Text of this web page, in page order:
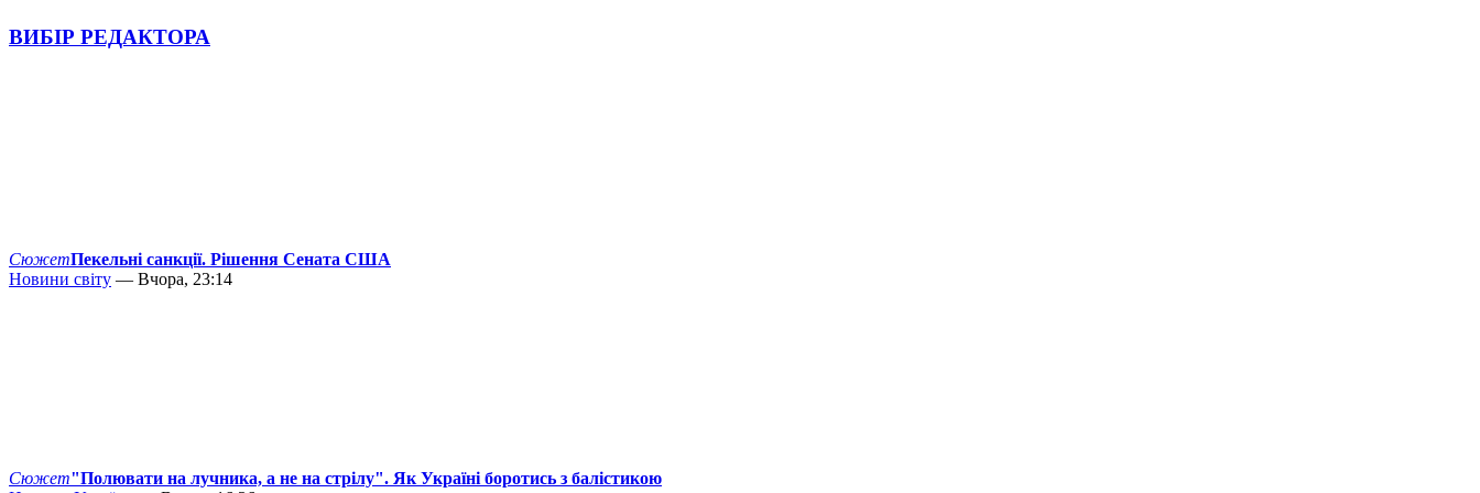
ВИБІР РЕДАКТОРА
СюжетПекельні санкції. Рішення Сената США
Новини світу — Вчора, 23:14
Сюжет"Полювати на лучника, а не на стрілу". Як Україні боротись з балістикою